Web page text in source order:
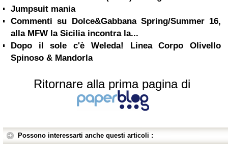
Jumpsuit mania
Commenti su Dolce&Gabbana Spring/Summer 16,
alla MFW la Sicilia incontra la...
Dopo il sole c'è Weleda! Linea Corpo Olivello
Spinoso & Mandorla
Ritornare alla prima pagina di
Possono interessarti anche questi articoli :